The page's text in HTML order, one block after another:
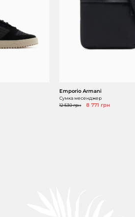
Emporio Armani
Сумка месенджер
12 530 грн
8 771 грн